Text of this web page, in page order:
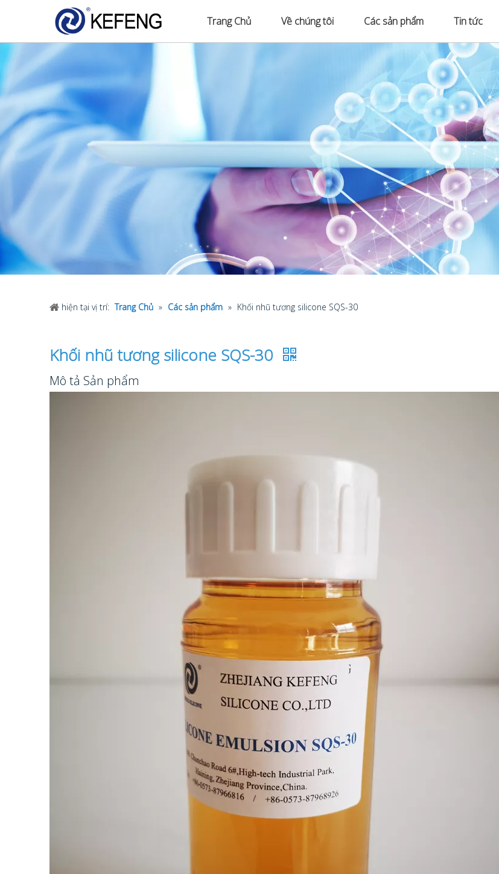
Trang Chủ Về chúng tôi Các sản phẩm Tin tức
hiện tại vị trí: Trang Chủ » Các sản phẩm » Khối nhũ tương silicone SQS-30
Khối nhũ tương silicone SQS-30
Mô tả Sản phẩm